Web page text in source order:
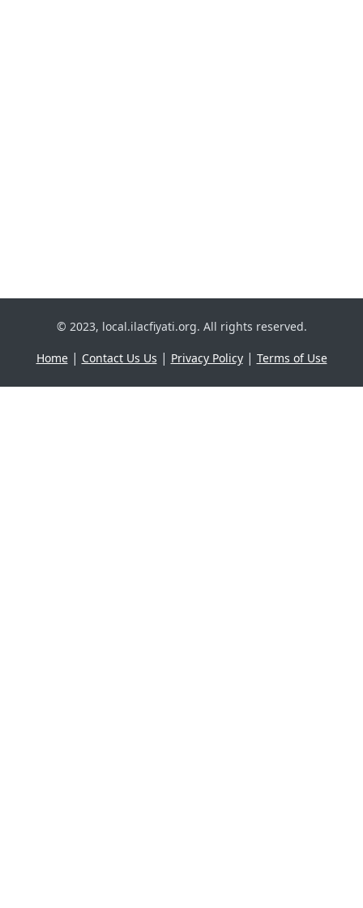
© 2023, local.ilacfiyati.org. All rights reserved.
Home| Contact Us Us | Privacy Policy| Terms of Use